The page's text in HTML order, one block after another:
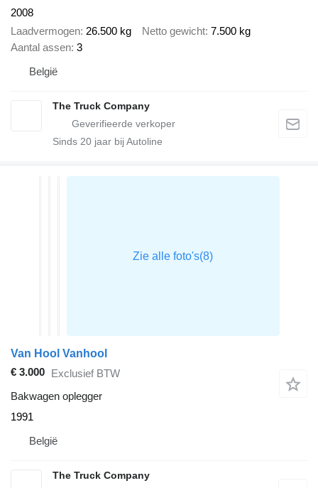
2008
Laadvermogen 26.500 kg Netto gewicht 7.500 kg
Aantal assen 3
België
The Truck Company
Sinds 20 jaar bij Autoline
Van Hool Vanhool
€ 3.000 Exclusief BTW
Bakwagen oplegger
1991
België
The Truck Company